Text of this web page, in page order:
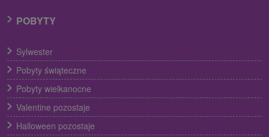
POBYTY
Sylwester
Pobyty świąteczne
Pobyty wielkanocne
Valentine pozostaje
Halloween pozostaje